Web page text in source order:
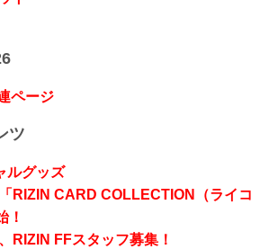
ページ
ツ
ルグッズ
RIZIN CARD COLLECTION（ライコ
！
RIZIN FFスタッフ募集！